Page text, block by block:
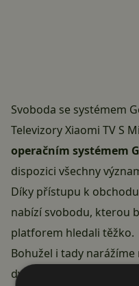
Svoboda se systémem
Televizory Xiaomi TV S
operačním systémem
dispozici všechny
Díky přístupu k
nabízí svobodu, kterou
platforem hledali těžko.
Bohužel i tady
dvojicí a zbytkem řady